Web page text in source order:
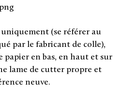
(se référer au
par le fabricant de colle),
papier en bas, en haut et sur
lame de cutter propre et
neuve.